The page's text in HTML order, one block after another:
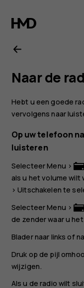
Nokia
3310
3G
Naar de
Hebt u een goede
vervolgens naar
Op uw telefoon
luisteren
SelecteerMenu >
als u het volume wilt
>Uitschakelen te
SelecteerMenu >
de zender waar u
Blader naar links of
Druk op de pijl
wijzigen.
Als u de radio wilt